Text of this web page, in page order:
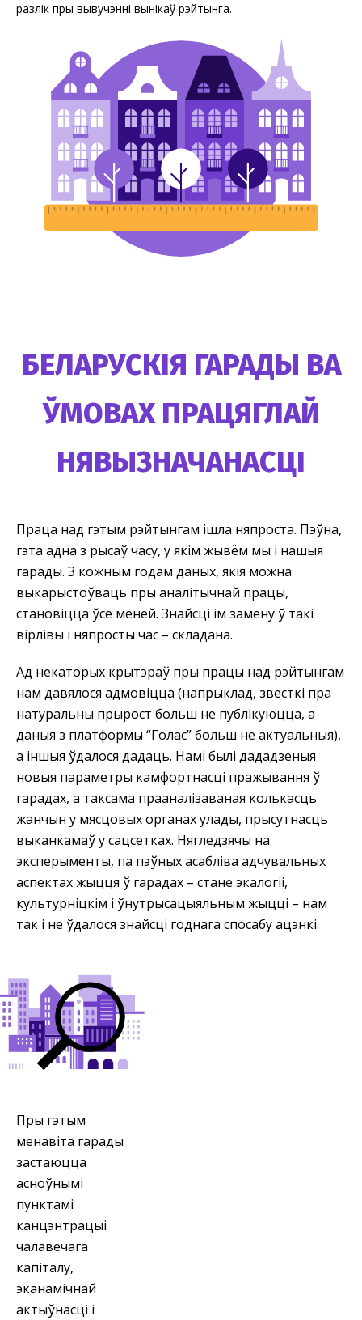
разлік пры вывучэнні вынікаў рэйтынга.
БЕЛАРУСКІЯ ГАРАДЫ ВА
ЎМОВАХ ПРАЦЯГЛАЙ
НЯВЫЗНАЧАНАСЦІ
Праца над гэтым рэйтынгам ішла няпроста. Пэўна,
гэта адна з рысаў часу, у якім жывём мы і нашыя
гарады. З кожным годам даных, якія можна
выкарыстоўваць пры аналітычнай працы,
становіцца ўсё меней. Знайсці ім замену ў такі
вірлівы і няпросты час – складана.
Ад некаторых крытэраў пры працы над рэйтынгам
нам давялося адмовіцца (напрыклад, звесткі пра
натуральны прырост больш не публікуюцца, а
даныя з платформы “Голас” больш не актуальныя),
а іншыя ўдалося дадаць. Намі былі дададзеныя
новыя параметры камфортнасці пражывання ў
гарадах, а таксама прааналізаваная колькасць
жанчын у мясцовых органах улады, прысутнасць
выканкамаў у сацсетках. Нягледзячы на
эксперыменты, па пэўных асабліва адчувальных
аспектах жыцця ў гарадах – стане экалогіі,
культурніцкім і ўнутрысацыяльным жыцці – нам
так і не ўдалося знайсці годнага спосабу ацэнкі.
Пры гэтым
менавіта гарады
застаюцца
асноўнымі
пунктамі
канцэнтрацыі
чалавечага
капіталу,
эканамічнай
актыўнасці і